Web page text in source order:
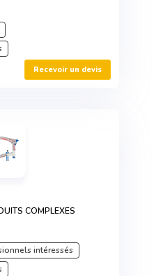
Recevoir un devis
COMPLEXES
intéressés